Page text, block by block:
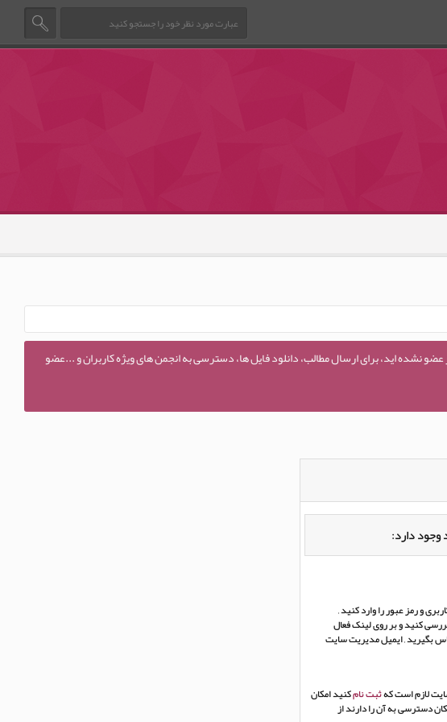
نشده اید، برای ارسال مطالب، دانلود فایل ها، دسترسی به انجمن های ویژه کاربران و ...عضو
وجود دارد:
و رمز عبور را وارد کنید ,
کنید و بر روی لینک فعال
بگیرید , ایمیل مدیریت سایت
لازم است کهثبت نامکنید امکان
دسترسی به آن را دارند از